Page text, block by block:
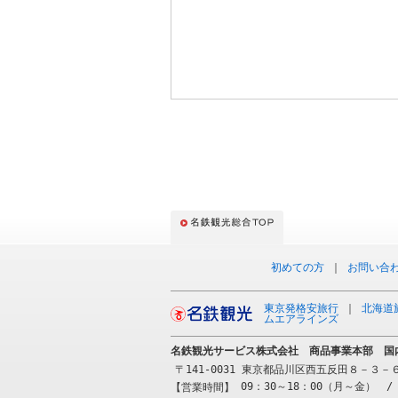
初めての方｜ お問い合
東京発格安旅行
北海道
ムエアラインズ
名鉄観光サービス株式会社 商品事業本部 国
〒141-0031 東京都品川区西五反田８－３－
【営業時間】
09：30～18：00（月～金）